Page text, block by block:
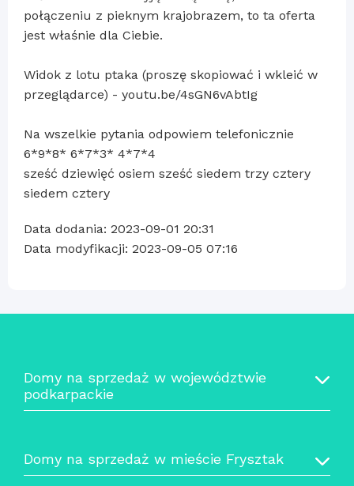
połączeniu z pieknym krajobrazem, to ta oferta
jest właśnie dla Ciebie.
Widok z lotu ptaka (proszę skopiować i wkleić w
przeglądarce) - youtu.be/4sGN6vAbtIg
Na wszelkie pytania odpowiem telefonicznie
6*9*8* 6*7*3* 4*7*4
sześć dziewięć osiem sześć siedem trzy cztery
siedem cztery
Data dodania: 2023-09-01 20:31
Data modyfikacji: 2023-09-05 07:16
Domy na sprzedaż w województwie
podkarpackie
Domy na sprzedaż w mieście Frysztak